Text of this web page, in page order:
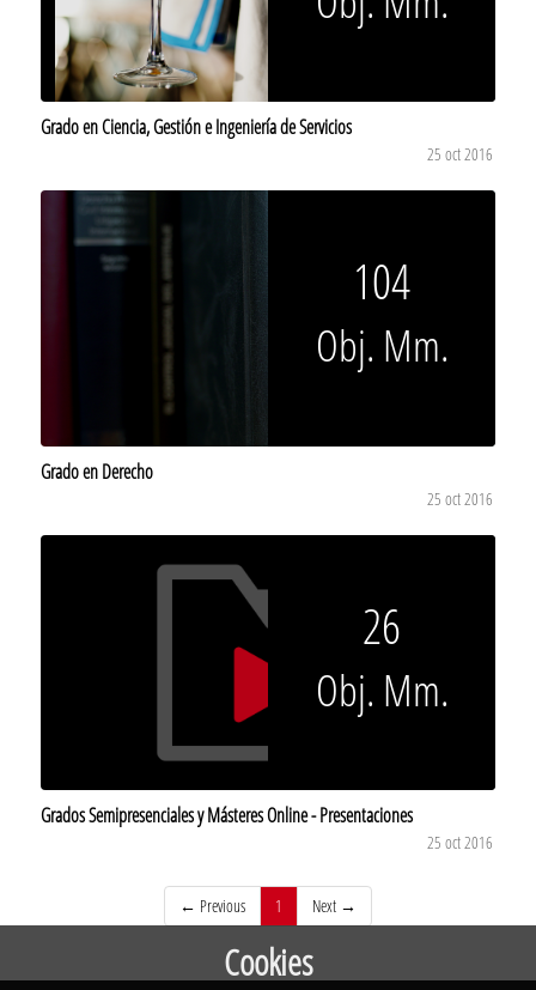
Grado en Ciencia, Gestión e Ingeniería de Servicios
25 oct 2016
104
Obj. Mm.
Grado en Derecho
25 oct 2016
26
Obj. Mm.
Grados Semipresenciales y Másteres Online - Presentaciones
25 oct 2016
← Previous 1 (current)Next →
Cookies